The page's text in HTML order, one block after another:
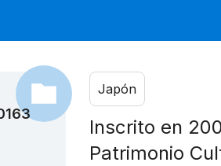
Japón
Inscrito en
Patrimonio